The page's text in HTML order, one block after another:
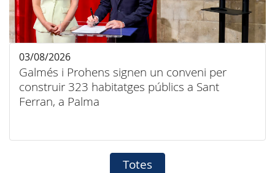
Galmés i Prohens signen un conveni per
construir 323 habitatges públics a Sant
Ferran, a Palma
03/08/2026
Totes